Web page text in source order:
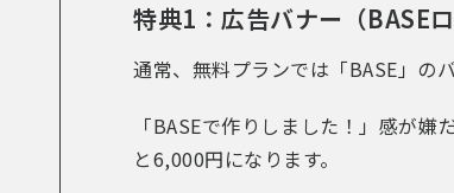
特典1：広告バナー（BASE
通常、無料プランでは「BASE」の
「BASEで作りしました！」感が
と6,000円になります。